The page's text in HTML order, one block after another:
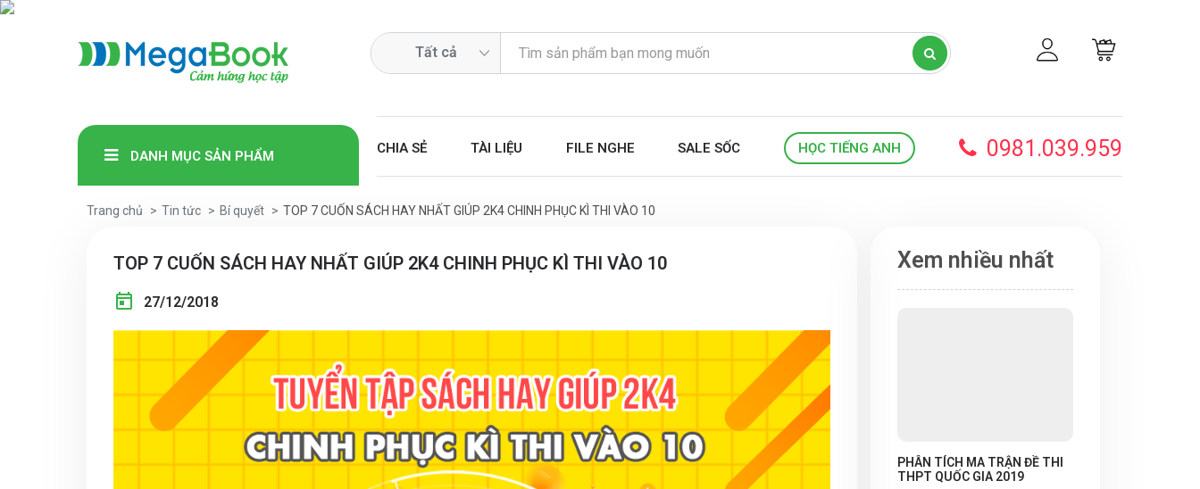
DANH MỤC SẢN PHẨM CHIA SẺ TÀI LIỆU FILE NGHE SALE SỐC HỌC TIẾNG ANH 0981.039.959
Trang chủ Tin tức Bí quyết TOP 7 CUỐN SÁCH HAY NHẤT GIÚP 2K4 CHINH PHỤC KÌ THI VÀO 10
TOP 7 CUỐN SÁCH HAY NHẤT GIÚP 2K4 CHINH PHỤC KÌ THI VÀO 10
27/12/2018
Xem nhiều nhất
PHÂN TÍCH MA TRẬN ĐỀ THI
THPT QUỐC GIA 2019